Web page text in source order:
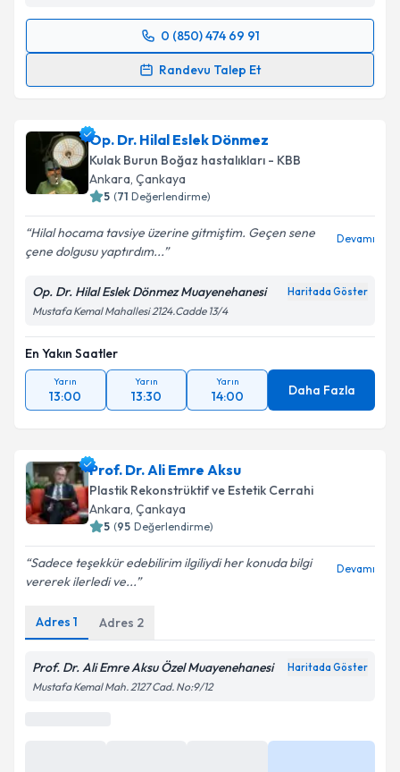
0 (850) 474 69 91
Randevu Talep Et
Randevu Takvimi Talebi
takvim hazırlandığında e-posta ile bilgilendireceğiz.
E-posta Adresiniz
Kişisel verilerimin işlenmesine ilişkin
kapsamda işlenmesini kabul ediyorum.
Op. Dr. Hilal Eslek Dönmez
Kulak Burun Boğaz hastalıkları - KBB
Ankara, Çankaya
5 (71 Değerlendirme)
Hilal hocama tavsiye üzerine gitmiştim. Geçen sene
çene dolgusu yaptırdım...
Devamı
Op. Dr. Hilal Eslek Dönmez Muayenehanesi Haritada Göster
Mustafa Kemal Mahallesi 2124.Cadde 13/4
En Yakın Saatler
Yarın
13:00
Yarın
13:30
Yarın
14:00 Daha Fazla
Prof. Dr. Ali Emre Aksu
Plastik Rekonstrüktif ve Estetik Cerrahi
Ankara, Çankaya
5 (95 Değerlendirme)
Sadece teşekkür edebilirim ilgiliydi her konuda bilgi
vererek ilerledi ve...
Devamı
Adres 1 Adres 2
Prof. Dr. Ali Emre Aksu Özel Muayenehanesi Haritada Göster
Mustafa Kemal Mah. 2127 Cad. No:9/12